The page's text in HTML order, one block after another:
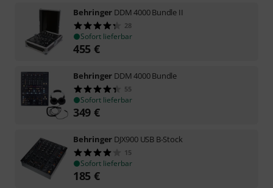
Behringer DDM 4000 Bundle II
28
Sofort lieferbar
455 €
Behringer DDM 4000 Bundle
55
Sofort lieferbar
349 €
Behringer DJX900 USB B-Stock
15
Sofort lieferbar
185 €